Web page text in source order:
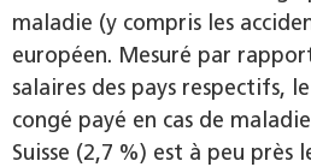
maladie (y compris les
européen. Mesuré par
salaires des pays respectifs,
congé payé en cas de
Suisse (2,7 %) est à peu près